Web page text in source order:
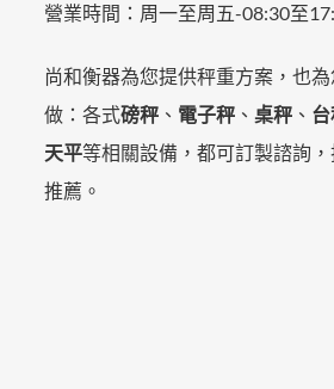
營業時間： 周一至周五-08:30至
尚和衡器為您提供秤重方案，也
做：各式磅秤 、 電子秤 、桌秤 、
天平等相關設備，都可訂製諮詢
推薦。